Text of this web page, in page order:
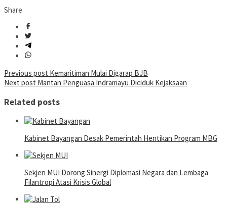
Share
Post
navigation
Previous post Kemaritiman Mulai Digarap BJB
Next post Mantan Penguasa Indramayu Diciduk Kejaksaan
Related posts
Kabinet Bayangan Desak Pemerintah Hentikan Program MBG
Sekjen MUI Dorong Sinergi Diplomasi Negara dan Lembaga
Filantropi Atasi Krisis Global